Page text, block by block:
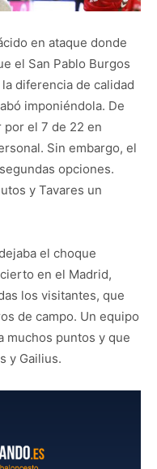
en ataque donde
el San Pablo Burgos
diferencia de calidad
imponiéndola. De
por el 7 de 22 en
Sin embargo, el
opciones.
y Tavares un
el choque
en el Madrid,
los visitantes, que
de campo. Un equipo
muchos puntos y que
y Gailius.